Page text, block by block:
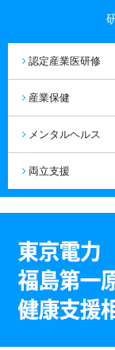
認定産業医研修
産業保健
メンタルヘルス
両立支援